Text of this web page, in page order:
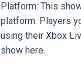
Platform: This
platform. Players
using their Xbox
show here.